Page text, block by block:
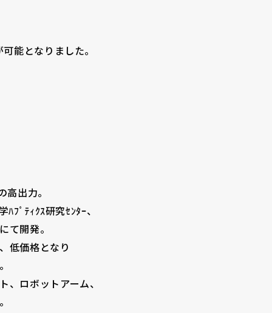
042-746-0123
能となりました。
出力。
ﾟﾃｨｸｽ研究ｾﾝﾀｰ、
開発。
低価格となり
ロボットアーム、